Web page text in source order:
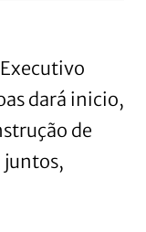
dará inicio,
de
juntos,